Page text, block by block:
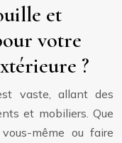
et
votre
?
vaste, allant des
et mobiliers. Que
même ou faire